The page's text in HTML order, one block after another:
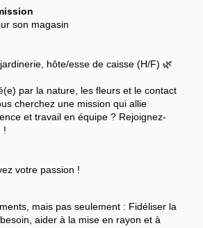
son magasin
hôte/esse de caisse (H/F) 🌿
par la nature, les fleurs et le contact
cherchez une mission qui allie
et travail en équipe ? Rejoignez-
!
votre passion !
mais pas seulement : Fidéliser la
aider à la mise en rayon et à